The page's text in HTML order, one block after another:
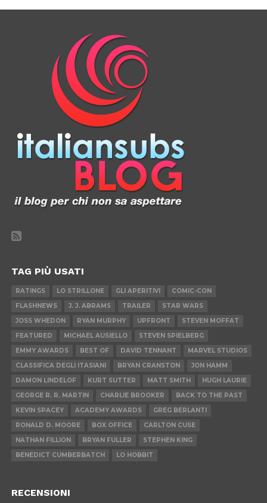
TAG PIÙ USATI
RATINGS LO STRILLONE GLI APERITIVI
COMIC-CON
FLASHNEWS
J. J. ABRAMS TRAILER
STAR WARS
JOSS WHEDON
RYAN MURPHY UPFRONT
STEVEN MOFFAT
FEATURED
MICHAEL AUSIELLO
STEVEN SPIELBERG
EMMY AWARDS
BEST OF DAVID TENNANT
MARVEL STUDIOS
CLASSIFICA DEGLI ITASIANI
BRYAN CRANSTON
JON HAMM
DAMON LINDELOF
KURT SUTTER MATT SMITH
HUGH LAURIE
GEORGE R. R. MARTIN
CHARLIE BROOKER
BACK TO THE PAST
KEVIN SPACEY
ACADEMY AWARDS
GREG BERLANTI
RONALD D. MOORE
BOX OFFICE
CARLTON CUSE
NATHAN FILLION
BRYAN FULLER
STEPHEN KING
BENEDICT CUMBERBATCH
LO HOBBIT
RECENSIONI